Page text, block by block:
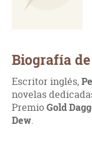
Biografía
Escritor inglés,
novelas
PremioGold
Dew.